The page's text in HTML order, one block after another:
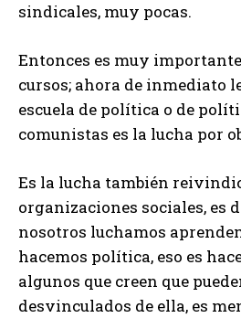
sindicales, muy pocas.
Entonces es muy
cursos; ahora de inmediato
escuela de política o de
comunistas es la lucha por
Es la lucha también
organizaciones sociales, es
nosotros luchamos
hacemos política, eso es
algunos que creen que
desvinculados de ella, es